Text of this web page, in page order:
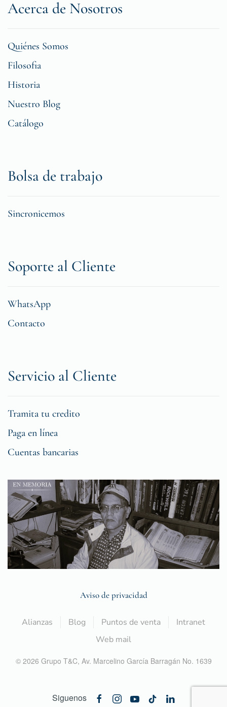
Acerca de Nosotros
Quiénes Somos
Filosofia
Historia
Nuestro Blog
Catálogo
Bolsa de trabajo
Sincronicemos
Soporte al Cliente
WhatsApp
Contacto
Servicio al Cliente
Tramita tu credito
Paga en línea
Cuentas bancarias
Aviso de privacidad
Alianzas Blog Puntos de venta
Intranet
Web mail
© 2026 Grupo T&C, Av. Marcelino García Barragán No. 1639
Siguenos